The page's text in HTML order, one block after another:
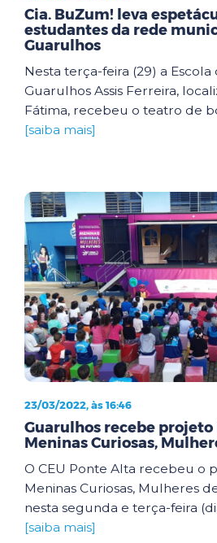
Cia. BuZum! leva
estudantes da rede
Guarulhos
Nesta terça-feira (29) a
Guarulhos Assis Ferreira,
Fátima, recebeu o teatro de
[saiba mais]
23/03/2022, às 16:46
Guarulhos recebe
Meninas Curiosas,
O CEU Ponte Alta recebeu o
Meninas Curiosas, Mulheres
nesta segunda e terça-feira
[saiba mais]